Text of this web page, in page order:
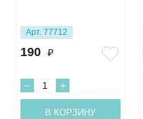
Арт. 77712
190 ₽
В КОРЗИНУ